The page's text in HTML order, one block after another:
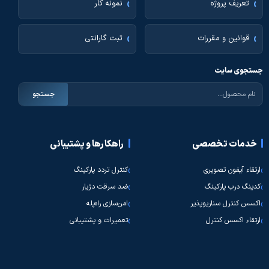
تعریف پروژه نمونه کار
قوانین و مقررات ثبت گارانتی
جستجوی سایت
جستجو
خدمات تخصصی
ارتقاء آیفون تصویری
کدینگ درب پارکینگ
اکسس کنترل سناریوپذیر
ارتقاء اکسس کنترل
راهکارها و پشتیبانی
کنترل تردد پارکینگ
ضد سرقت دژیار
امن‌سازی راه‌پله
تعمیرات و پشتیبانی